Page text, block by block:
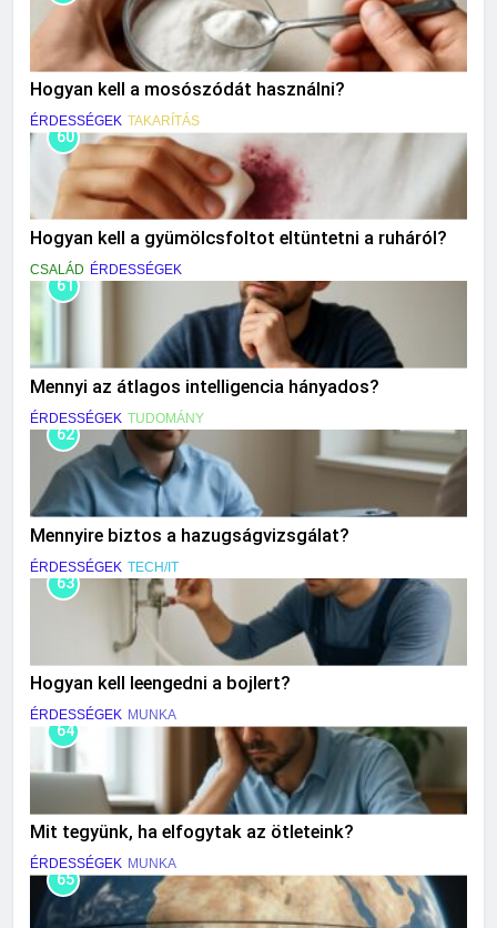
Hogyan kell a mosószódát használni?
ÉRDESSÉGEK TAKARÍTÁS
60
Hogyan kell a gyümölcsfoltot eltüntetni a ruháról?
CSALÁD ÉRDESSÉGEK
61
Mennyi az átlagos intelligencia hányados?
ÉRDESSÉGEK TUDOMÁNY
62
Mennyire biztos a hazugságvizsgálat?
ÉRDESSÉGEK TECH/IT
63
Hogyan kell leengedni a bojlert?
ÉRDESSÉGEK MUNKA
64
Mit tegyünk, ha elfogytak az ötleteink?
ÉRDESSÉGEK MUNKA
65